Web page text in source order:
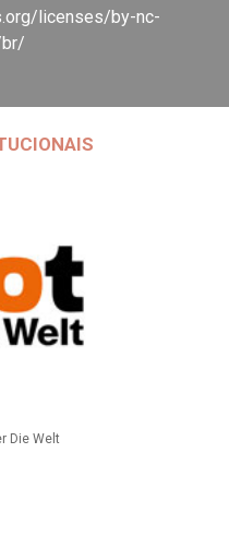
licenses/by-nc-
Die Welt